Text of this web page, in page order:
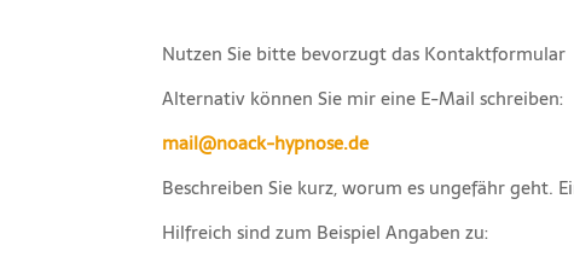
Nutzen Sie bitte bevorzugt das Kontaktformular
Alternativ können Sie mir eine E-Mail schreiben:
mail@noack-hypnose.de
Beschreiben Sie kurz, worum es ungefähr geht.
Hilfreich sind zum Beispiel Angaben zu: